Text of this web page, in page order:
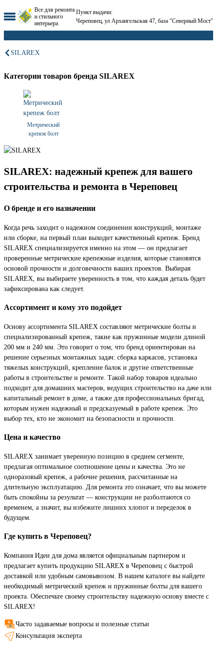
Все для ремонта
и стильного
интерьера
Пункт выдачи:
Череповец, ул Архангельская 47, база "Северный Мост"
SILAREX
Категории товаров бренда SILAREX
Метрический
крепеж болт
SILAREX: надежный крепеж для вашего
строительства и ремонта в Череповец
О бренде и его назначении
Когда речь заходит о надежном соединении конструкций, монтаже
или сборке, на первый план выходит качественный крепеж. Бренд
SILAREX специализируется именно на этом — он предлагает
проверенные метрические крепежные изделия, которые становятся
основой прочности и долговечности ваших проектов. Выбирая
SILAREX, вы выбираете уверенность в том, что каждая деталь будет
зафиксирована как следует.
Ассортимент и кому это подойдет
Основу ассортимента SILAREX составляют метрические болты и
специализированный крепеж, такие как пружинные модели длиной
200 мм и 240 мм. Это говорит о том, что бренд ориентирован на
решение серьезных монтажных задач: сборка каркасов, установка
тяжелых конструкций, крепление балок и другие ответственные
работы в строительстве и ремонте. Такой набор товаров идеально
подходит для домашних мастеров, ведущих строительство на даче или
капитальный ремонт в доме, а также для профессиональных бригад,
которым нужен надежный и предсказуемый в работе крепеж. Это
выбор тех, кто не экономит на безопасности и прочности.
Цена и качество
SILAREX занимает уверенную позицию в среднем сегменте,
предлагая оптимальное соотношение цены и качества. Это не
одноразовый крепеж, а рабочие решения, рассчитанные на
длительную эксплуатацию. Для ремонта это означает, что вы можете
быть спокойны за результат — конструкции не разболтаются со
временем, а значит, вы избежите лишних хлопот и переделок в
будущем.
Где купить в Череповец?
Компания Идеи для дома является официальным партнером и
предлагает купить продукцию SILAREX в Череповец с быстрой
доставкой или удобным самовывозом. В нашем каталоге вы найдете
необходимый метрический крепеж и пружинные болты для вашего
проекта. Обеспечьте своему строительству надежную основу вместе с
SILAREX!
Часто задаваемые вопросы и полезные статьи
Консультация эксперта